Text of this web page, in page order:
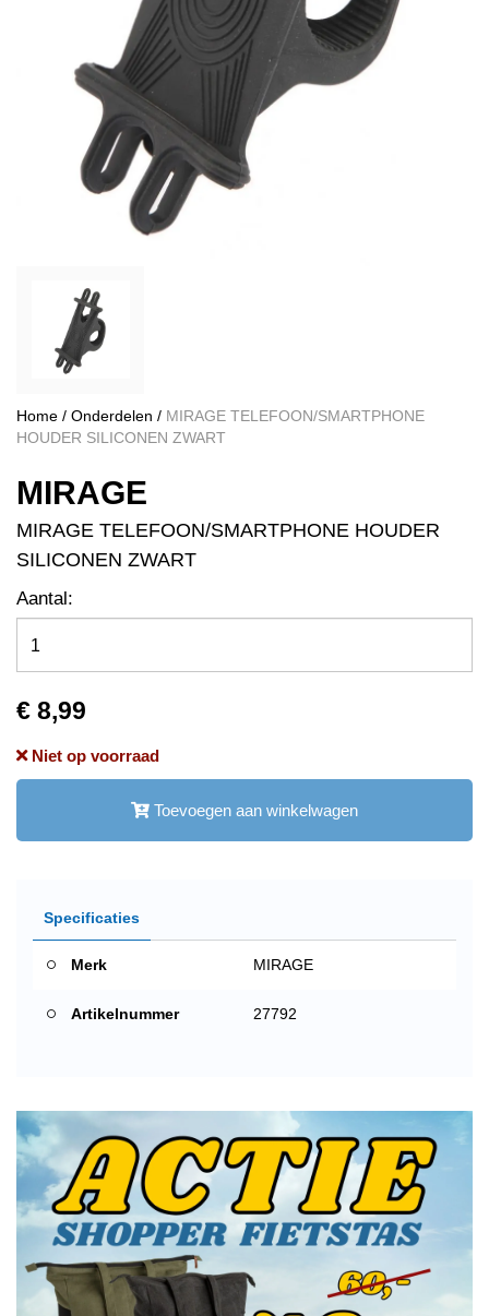
Home / Onderdelen / MIRAGE TELEFOON/SMARTPHONE
HOUDER SILICONEN ZWART
MIRAGE
MIRAGE TELEFOON/SMARTPHONE HOUDER
SILICONEN ZWART
Aantal:
€ 8,99
Niet op voorraad
Toevoegen aan winkelwagen
Specificaties
Merk MIRAGE
Artikelnummer 27792